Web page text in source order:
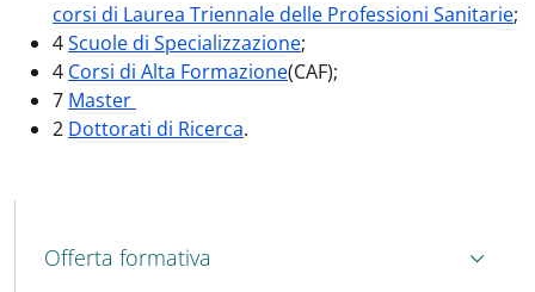
corsi di Laurea Triennale delle Professioni Sanitarie;
4Scuole di Specializzazione;
4 Corsi di Alta Formazione(CAF);
7 Master
2 Dottorati di Ricerca.
MENU CEV SECOND NAVIGATION
Offerta formativa